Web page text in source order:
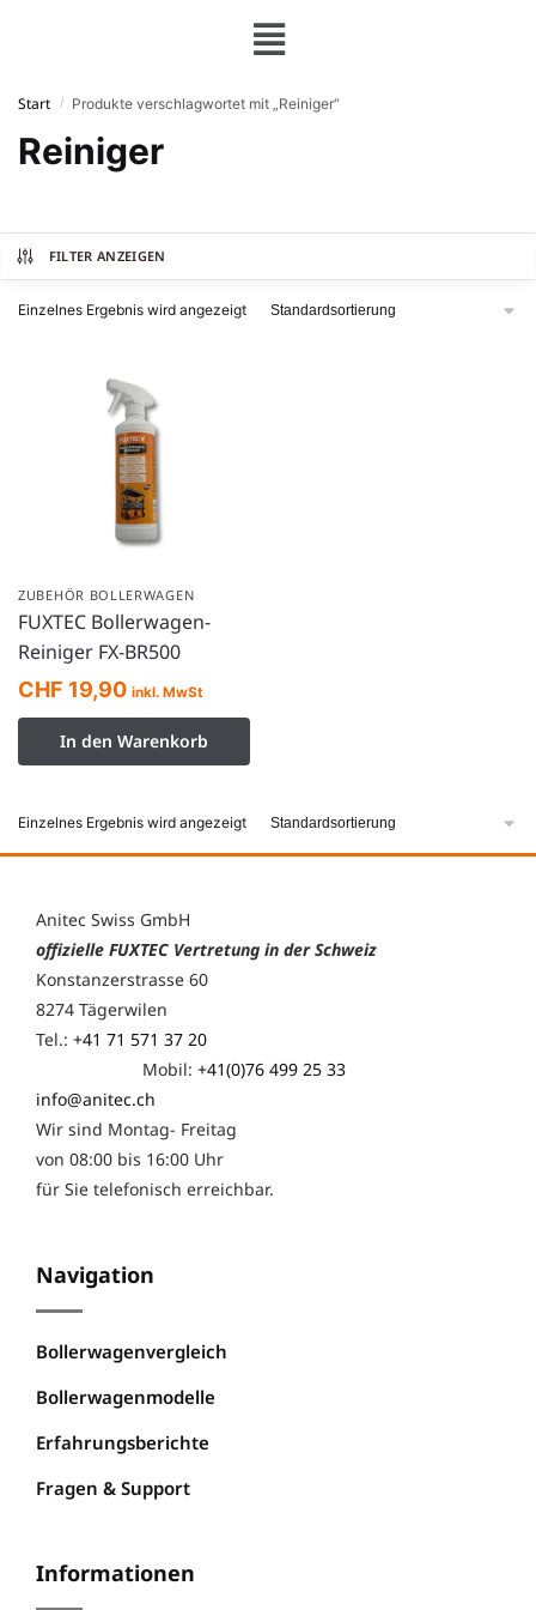
Start / Produkte verschlagwortet mit „Reiniger“
Reiniger
FILTER ANZEIGEN
Einzelnes Ergebnis wird angezeigt
ZUBEHÖR BOLLERWAGEN
FUXTEC Bollerwagen-
Reiniger FX-BR500
CHF 19,90 inkl. MwSt
In den Warenkorb
Einzelnes Ergebnis wird angezeigt
Anitec Swiss GmbH
offizielle FUXTEC Vertretung in der Schweiz
Konstanzerstrasse 60
8274 Tägerwilen
Tel.: +41 71 571 37 20
Mobil: +41(0)76 499 25 33
info@anitec.ch
Wir sind Montag- Freitag
von 08:00 bis 16:00 Uhr
für Sie telefonisch erreichbar.
Navigation
Bollerwagenvergleich
Bollerwagenmodelle
Erfahrungsberichte
Fragen & Support
Informationen